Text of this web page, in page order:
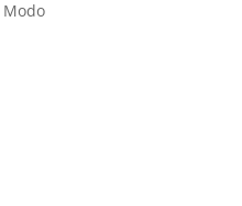
Modo